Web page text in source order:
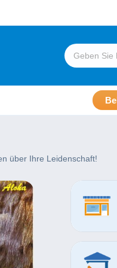
über Ihre Leidenschaft!